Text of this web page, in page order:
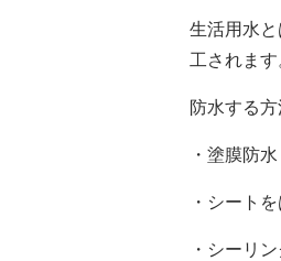
生活用水
工されま
防水する方
・塗膜防
・シート
・シーリ